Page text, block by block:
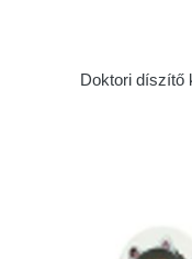
Doktori díszítő